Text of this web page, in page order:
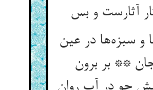
آثارست و بس
و سبزه‌ها در عین
** بر برون